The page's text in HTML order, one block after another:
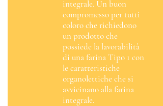
integrale. Un buon
compromesso per tutti
coloro che richiedono
un prodotto che
possiede la lavorabilità
di una farina Tipo 1 con
le caratteristiche
organolettiche che si
avvicinano alla farina
integrale.